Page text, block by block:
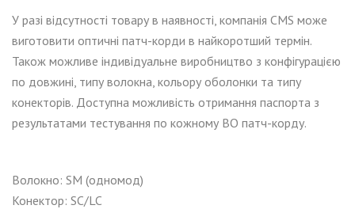
У разі відсутності товару в наявності, компанія CMS може
виготовити оптичні патч-корди в найкоротший термін.
Також можливе індивідуальне виробництво з конфігурацією
по довжині, типу волокна, кольору оболонки та типу
конекторів. Доступна можливість отримання паспорта з
результатами тестування по кожному ВО патч-корду.
Волокно: SM (одномод)
Конектор: SC/LC